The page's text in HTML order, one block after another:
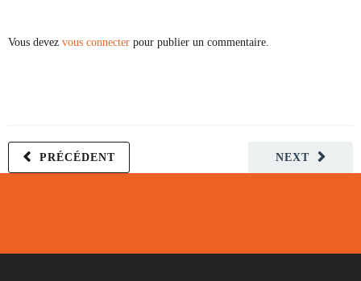
Vous devez vous connecter pour publier un commentaire.
NEXT
PRÉCÉDENT